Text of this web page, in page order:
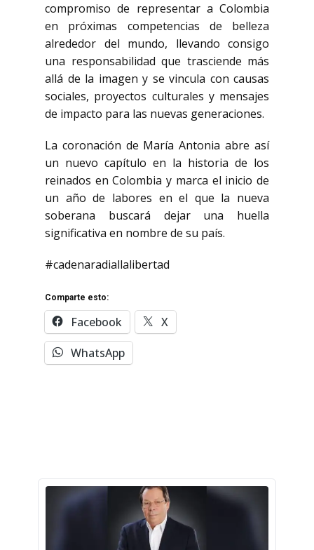
compromiso de representar a Colombia
en próximas competencias de belleza
alrededor del mundo, llevando consigo
una responsabilidad que trasciende más
allá de la imagen y se vincula con causas
sociales, proyectos culturales y mensajes
de impacto para las nuevas generaciones.
La coronación de María Antonia abre así
un nuevo capítulo en la historia de los
reinados en Colombia y marca el inicio de
un año de labores en el que la nueva
soberana buscará dejar una huella
significativa en nombre de su país.
#cadenaradiallalibertad
Comparte esto:
Facebook
X
WhatsApp